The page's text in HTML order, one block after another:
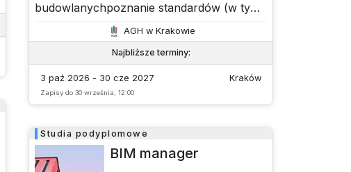
budowlanychpoznanie standardów (w tym
ISO) i procesów BIMprzygotowanie do
wdrażania BIM w organizacjirozwój
umiejętności technicznych i
komunikacyjnychStudia mają praktyczny
charakter i obejmują cały cykl życia obiektu
(od projektu po eksploatację)
AGH w Krakowie
Najbliższe terminy:
3 paź 2026 - 30 cze 2027
Zapisy do 30 września, 12:00
Kraków
Studia podyplomowe
BIM manager